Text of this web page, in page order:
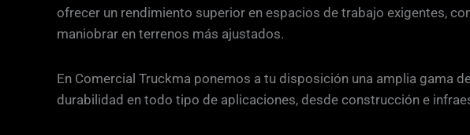
ofrecer un rendimiento superior en espacios de trabajo exigentes,
maniobrar en terrenos más ajustados.
En Comercial Truckma ponemos a tu disposición una amplia gama
durabilidad en todo tipo de aplicaciones, desde construcción e